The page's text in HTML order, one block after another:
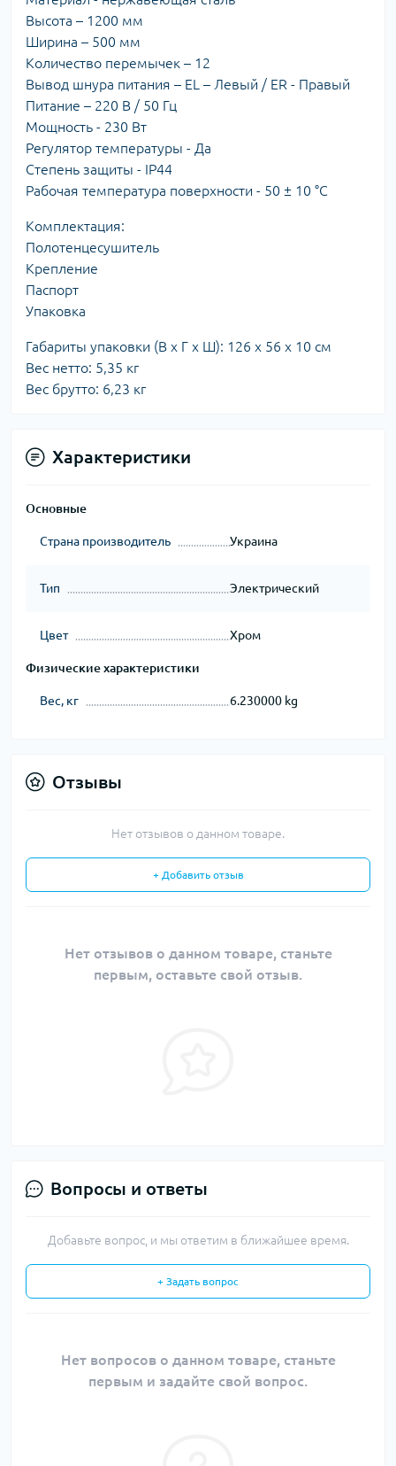
Высота – 1200 мм
Ширина – 500 мм
Количество перемычек – 12
Вывод шнура питания – EL – Левый / ER - Правый
Питание – 220 В / 50 Гц
Мощность - 230 Вт
Регулятор температуры - Да
Степень защиты - ІР44
Рабочая температура поверхности - 50 ± 10 °С
Комплектация:
Полотенцесушитель
Крепление
Паспорт
Упаковка
Габариты упаковки (В х Г х Ш): 126 х 56 х 10 см
Вес нетто: 5,35 кг
Вес брутто: 6,23 кг
Характеристики
Основные
Страна производитель Украина
Тип Электрический
Цвет Хром
Физические характеристики
Вес, кг 6.230000 kg
Отзывы
Нет отзывов о данном товаре.
+ Добавить отзыв
Нет отзывов о данном товаре, станьте
первым, оставьте свой отзыв.
Вопросы и ответы
Добавьте вопрос, и мы ответим в ближайшее время.
+ Задать вопрос
Нет вопросов о данном товаре, станьте
первым и задайте свой вопрос.